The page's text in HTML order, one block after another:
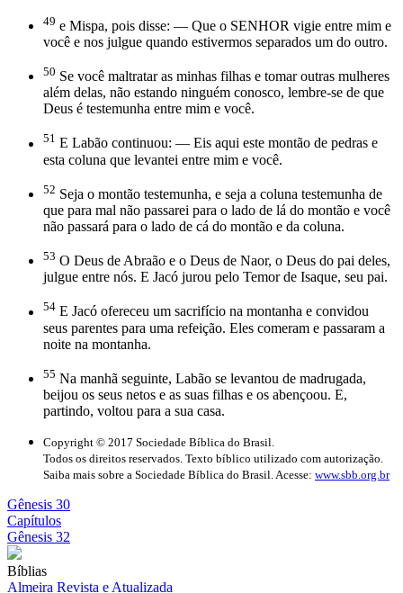
49 e Mispa, pois disse: — Que o SENHOR vigie entre mim e
você e nos julgue quando estivermos separados um do outro.
50 Se você maltratar as minhas filhas e tomar outras mulheres
além delas, não estando ninguém conosco, lembre-se de que
Deus é testemunha entre mim e você.
51 E Labão continuou: — Eis aqui este montão de pedras e
esta coluna que levantei entre mim e você.
52 Seja o montão testemunha, e seja a coluna testemunha de
que para mal não passarei para o lado de lá do montão e você
não passará para o lado de cá do montão e da coluna.
53 O Deus de Abraão e o Deus de Naor, o Deus do pai deles,
julgue entre nós. E Jacó jurou pelo Temor de Isaque, seu pai.
54 E Jacó ofereceu um sacrifício na montanha e convidou
seus parentes para uma refeição. Eles comeram e passaram a
noite na montanha.
55 Na manhã seguinte, Labão se levantou de madrugada,
beijou os seus netos e as suas filhas e os abençoou. E,
partindo, voltou para a sua casa.
Copyright © 2017 Sociedade Bíblica do Brasil.
Todos os direitos reservados. Texto bíblico utilizado com autorização.
Saiba mais sobre a Sociedade Bíblica do Brasil. Acesse: www.sbb.org.br
Gênesis 30
Capítulos
Gênesis 32
Bíblias
Almeira Revista e Atualizada